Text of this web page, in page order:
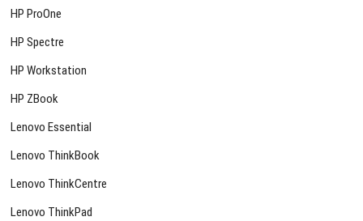
HP ProOne
HP Spectre
HP Workstation
HP ZBook
Lenovo Essential
Lenovo ThinkBook
Lenovo ThinkCentre
Lenovo ThinkPad